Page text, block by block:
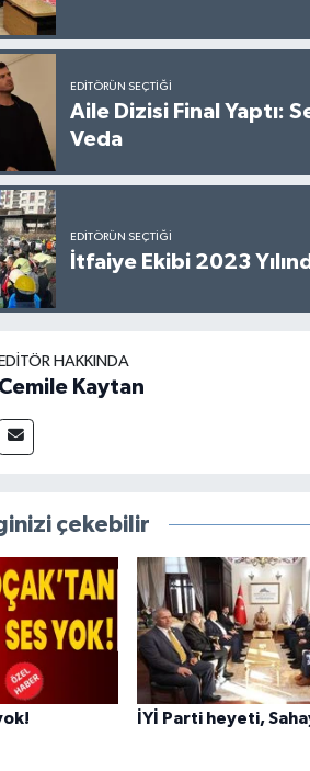
EDITÖRÜN SEÇTIĞI
Aile Dizisi Final Yaptı:
Veda
EDITÖRÜN SEÇTIĞI
İtfaiye Ekibi 2023
EDITÖR HAKKINDA
Cemile Kaytan
çekebilir
İYİ Parti heyeti,